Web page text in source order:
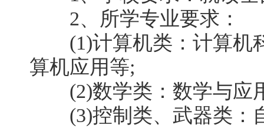
2、所学专业要求：
(1)计算机类：计算机
算机应用等;
(2)数学类：数学与应
(3)控制类、武器类：